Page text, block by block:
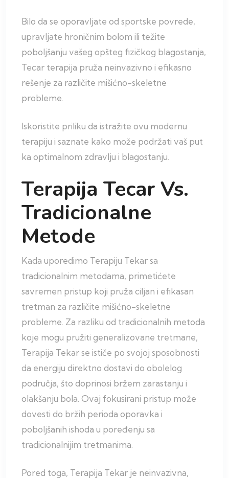
Bilo da se oporavljate od sportske povrede,
upravljate hroničnim bolom ili težite
poboljšanju vašeg opšteg fizičkog blagostanja,
Tecar terapija pruža neinvazivno i efikasno
rešenje za različite mišićno-skeletne
probleme.
Iskoristite priliku da istražite ovu modernu
terapiju i saznate kako može podržati vaš put
ka optimalnom zdravlju i blagostanju.
Terapija Tecar Vs.
Tradicionalne
Metode
Kada uporedimo Terapiju Tekar sa
tradicionalnim metodama, primetićete
savremen pristup koji pruža ciljan i efikasan
tretman za različite mišićno-skeletne
probleme. Za razliku od tradicionalnih metoda
koje mogu pružiti generalizovane tretmane,
Terapija Tekar se ističe po svojoj sposobnosti
da energiju direktno dostavi do obolelog
područja, što doprinosi bržem zarastanju i
olakšanju bola. Ovaj fokusirani pristup može
dovesti do bržih perioda oporavka i
poboljšanih ishoda u poređenju sa
tradicionalnijim tretmanima.
Pored toga, Terapija Tekar je neinvazivna,